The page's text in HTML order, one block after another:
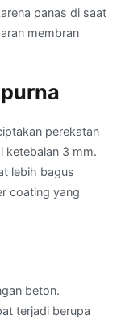
panas di saat
membran
perekatan
ketebalan 3 mm.
lebih bagus
coating yang
beton.
terjadi berupa